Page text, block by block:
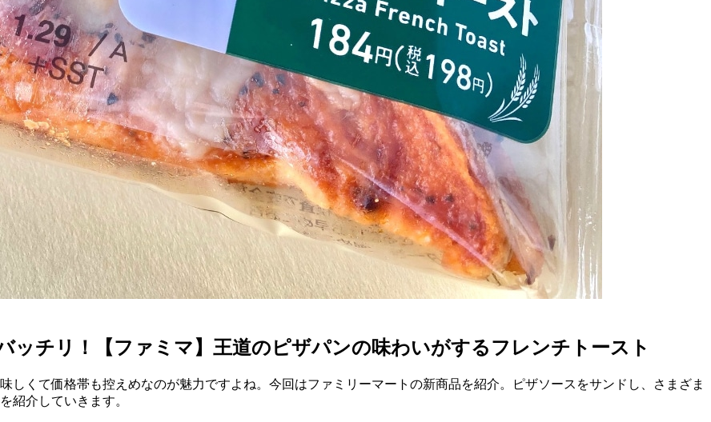
ッチリ！【ファミマ】王道のピザパンの味わいがするフレンチトースト
しくて価格帯も控えめなのが魅力ですよね。今回はファミリーマートの新商品を紹介。ピザソースをサンドし、さまざま
紹介していきます。